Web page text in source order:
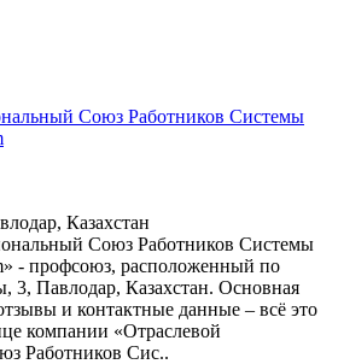
Союз Работников Системы
Казахстан
Союз Работников Системы
- профсоюз, расположенный по
3, Павлодар, Казахстан. Основная
и контактные данные – всё это
компании «Отраслевой
Работников Сис..